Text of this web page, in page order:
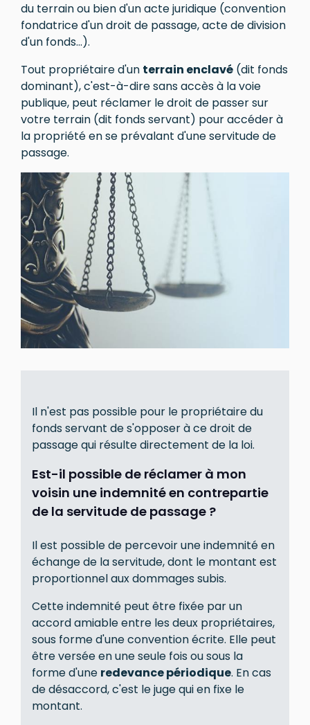
du terrain ou bien d'un acte juridique (convention
fondatrice d'un droit de passage, acte de division
d'un fonds...).
Tout propriétaire d'un terrain enclavé(dit fonds
dominant), c'est-à-dire sans accès à la voie
publique, peut réclamer le droit de passer sur
votre terrain (dit fonds servant) pour accéder à
la propriété en se prévalant d'une servitude de
passage.
Il n'est pas possible pour le propriétaire du
fonds servant de s'opposer à ce droit de
passage qui résulte directement de la loi.
Est-il possible de réclamer à mon
voisin une indemnité en contrepartie
de la servitude de passage ?
Il est possible de percevoir une indemnité en
échange de la servitude, dont le montant est
proportionnel aux dommages subis.
Cette indemnité peut être fixée par un
accord amiable entre les deux propriétaires,
sous forme d'une convention écrite. Elle peut
être versée en une seule fois ou sous la
forme d'une redevance périodique. En cas
de désaccord, c'est le juge qui en fixe le
montant.